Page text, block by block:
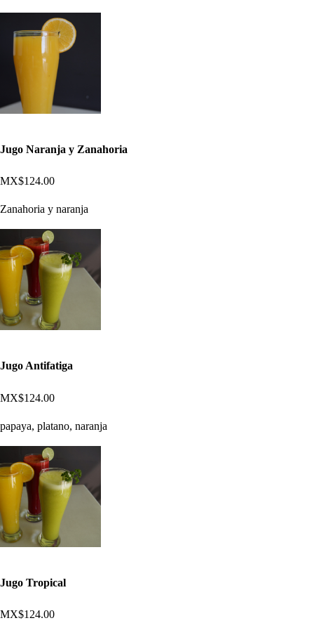
Jugo Naranja y Zanahoria
MX$124.00
Zanahoria y naranja
Jugo Antifatiga
MX$124.00
papaya, platano, naranja
Jugo Tropical
MX$124.00